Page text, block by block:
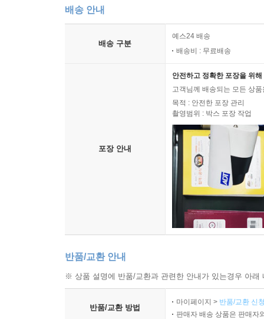
배송 안내
배송 구분
예스24 배송
배송비 : 무료배송
포장 안내
안전하고 정확한 포장을 위
고객님께 배송되는 모든 상
목적 : 안전한 포장 관리
촬영범위 : 박스 포장 작업
반품/교환 안내
※ 상품 설명에 반품/교환과 관련한 안내가 있는경우 아
반품/교환 방법
마이페이지 > 반품/교환 신
판매자 배송 상품은 판매자